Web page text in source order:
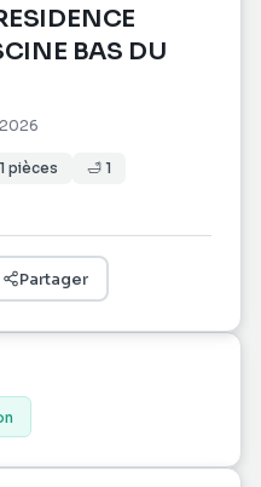
BAS DU
1 pièces 🛁 1
Partager